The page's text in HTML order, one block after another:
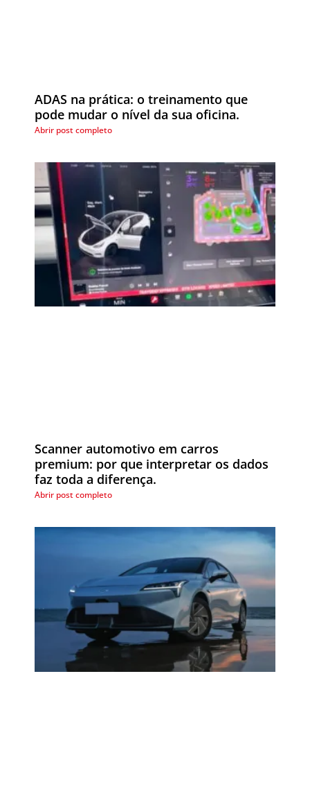
ADAS na prática: o treinamento que
pode mudar o nível da sua oficina.
Abrir post completo
Scanner automotivo em carros
premium: por que interpretar os dados
faz toda a diferença.
Abrir post completo